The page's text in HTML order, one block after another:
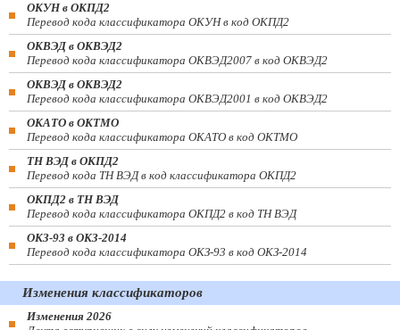
ОКУН в ОКПД2
Перевод кода классификатора ОКУН в код ОКПД2
ОКВЭД в ОКВЭД2
Перевод кода классификатора ОКВЭД2007 в код ОКВЭД2
ОКВЭД в ОКВЭД2
Перевод кода классификатора ОКВЭД2001 в код ОКВЭД2
ОКАТО в ОКТМО
Перевод кода классификатора ОКАТО в код ОКТМО
ТН ВЭД в ОКПД2
Перевод кода ТН ВЭД в код классификатора ОКПД2
ОКПД2 в ТН ВЭД
Перевод кода классификатора ОКПД2 в код ТН ВЭД
ОКЗ-93 в ОКЗ-2014
Перевод кода классификатора ОКЗ-93 в код ОКЗ-2014
Изменения классификаторов
Изменения 2026